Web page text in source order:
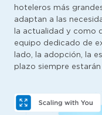
hoteleros más
adaptan a las
la actualidad y como
equipo dedicado de
lado, la adopción, la
plazo siempre estarán